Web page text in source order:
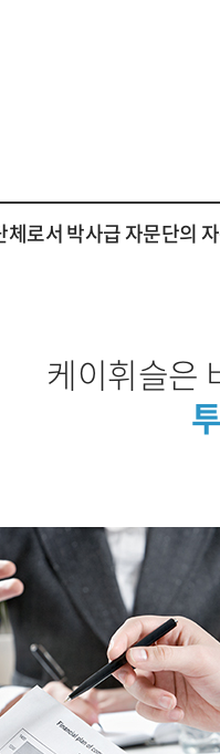
체로서 박사급 자문단의
케이휘슬은